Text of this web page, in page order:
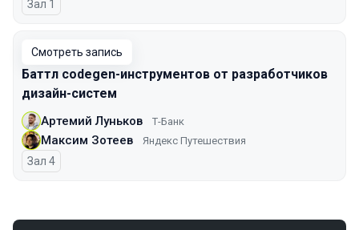
Зал 1
Смотреть запись
Баттл codegen-инструментов от разработчиков
дизайн-систем
Артемий Луньков Т-Банк
Максим Зотеев Яндекс Путешествия
Зал 4